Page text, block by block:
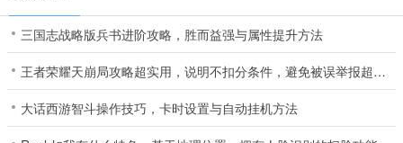
三国志战略版兵书进阶攻略，胜而益强与属性提升方法
王者荣耀天崩局攻略超实用，说明不扣分条件，避免被误举报超省心
大话西游智斗操作技巧，卡时设置与自动挂机方法